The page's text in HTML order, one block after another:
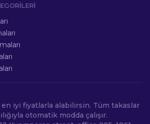
iyi fiyatlarla alabilirsin. Tüm takaslar
otomatik modda çalışır.